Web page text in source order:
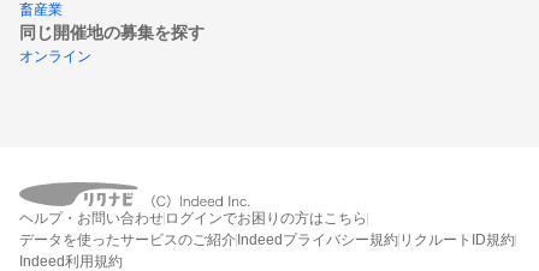
畜産業
同じ開催地の募集を探す
オンライン
エントリーするとプログラムの詳細案内を
受け取れるようになります
ヘルプ・お問い合わせ ログインでお困りの方はこちら
データを使ったサービスのご紹介 Indeedプライバシー規約 リクルートID規約
Indeed利用規約